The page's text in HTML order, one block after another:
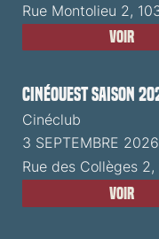
Rue Montolieu 2,
Voir
CinéOuest Saison
Cinéclub
3 SEPTEMBRE 2026
Rue des Collèges
Voir